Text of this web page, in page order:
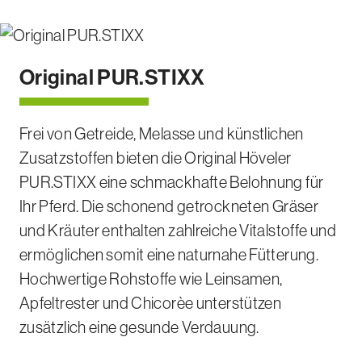
Original PUR.STIXX
Frei von Getreide, Melasse und künstlichen
Zusatzstoffen bieten die Original Höveler
PUR.STIXX eine schmackhafte Belohnung für
Ihr Pferd. Die schonend getrockneten Gräser
und Kräuter enthalten zahlreiche Vitalstoffe und
ermöglichen somit eine naturnahe Fütterung.
Hochwertige Rohstoffe wie Leinsamen,
Apfeltrester und Chicorèe unterstützen
zusätzlich eine gesunde Verdauung.